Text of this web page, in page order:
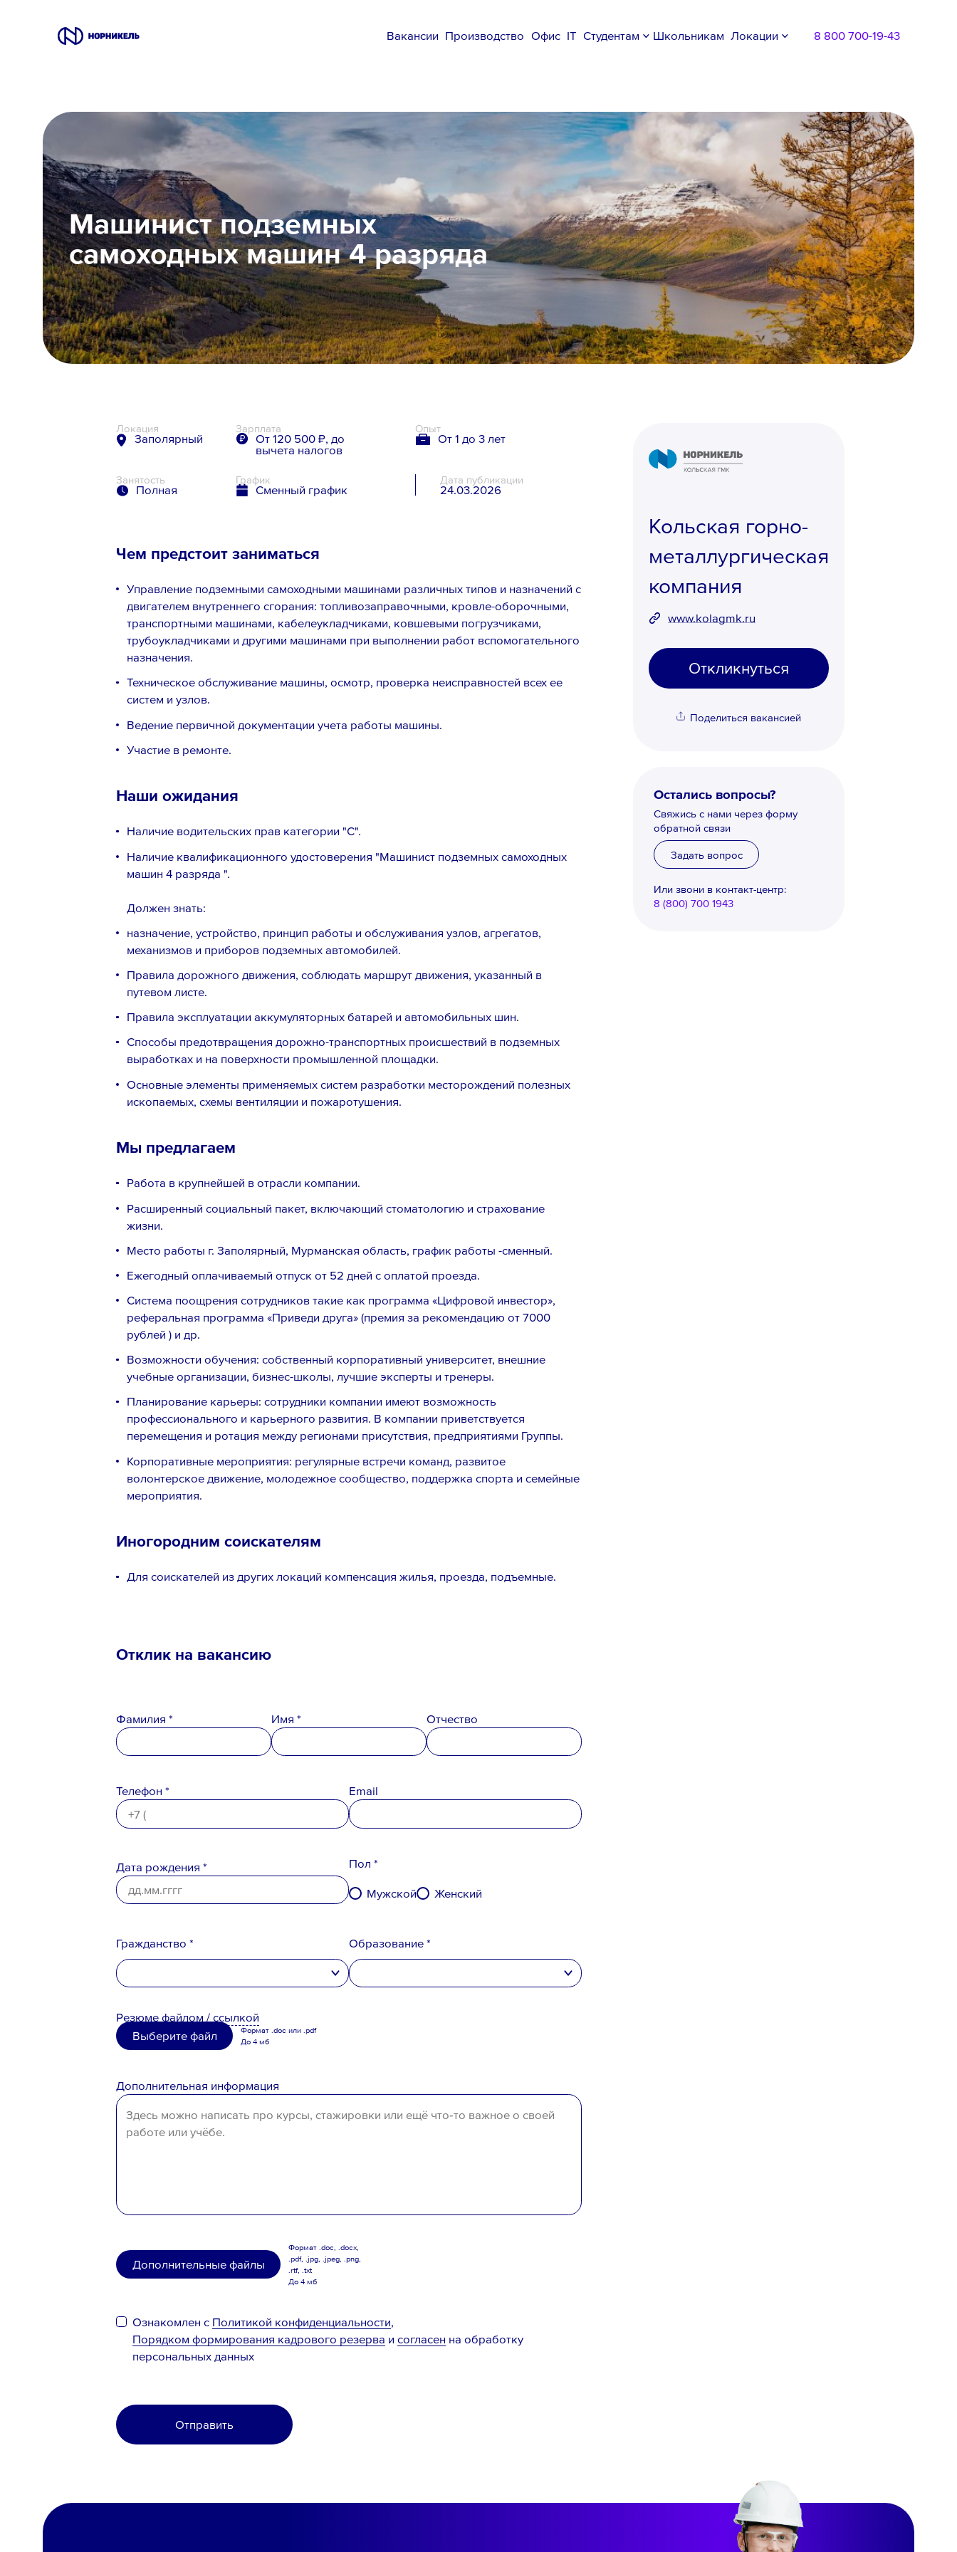
Вакансии Производство Офис IT Студентам Школьникам Локации 8 800 700-19-43
Производство
Офис
Студентам
Школьникам
Локации
8 800 700-19-43
Машинист подземных
самоходных машин 4 разряда
Локация
Заполярный
Зарплата
От 120 500 ₽, до
вычета налогов
Опыт
От 1 до 3 лет
Занятость
Полная
График
Сменный график
Дата публикации
24.03.2026
Чем предстоит заниматься
Управление подземными самоходными машинами различных типов и назначений с
двигателем внутреннего сгорания: топливозаправочными, кровле-оборочными,
транспортными машинами, кабелеукладчиками, ковшевыми погрузчиками,
трубоукладчиками и другими машинами при выполнении работ вспомогательного
назначения.
Техническое обслуживание машины, осмотр, проверка неисправностей всех ее
систем и узлов.
Ведение первичной документации учета работы машины.
Участие в ремонте.
Наши ожидания
Наличие водительских прав категории "С".
Наличие квалификационного удостоверения "Машинист подземных самоходных
машин 4 разряда ".
Должен знать:
назначение, устройство, принцип работы и обслуживания узлов, агрегатов,
механизмов и приборов подземных автомобилей.
Правила дорожного движения, соблюдать маршрут движения, указанный в
путевом листе.
Правила эксплуатации аккумуляторных батарей и автомобильных шин.
Способы предотвращения дорожно-транспортных происшествий в подземных
выработках и на поверхности промышленной площадки.
Основные элементы применяемых систем разработки месторождений полезных
ископаемых, схемы вентиляции и пожаротушения.
Мы предлагаем
Работа в крупнейшей в отрасли компании.
Расширенный социальный пакет, включающий стоматологию и страхование
жизни.
Место работы г. Заполярный, Мурманская область, график работы -сменный.
Ежегодный оплачиваемый отпуск от 52 дней с оплатой проезда.
Система поощрения сотрудников такие как программа «Цифровой инвестор»,
реферальная программа «Приведи друга» (премия за рекомендацию от 7000
рублей ) и др.
Возможности обучения: собственный корпоративный университет, внешние
учебные организации, бизнес-школы, лучшие эксперты и тренеры.
Планирование карьеры: сотрудники компании имеют возможность
профессионального и карьерного развития. В компании приветствуется
перемещения и ротация между регионами присутствия, предприятиями Группы.
Корпоративные мероприятия: регулярные встречи команд, развитое
волонтерское движение, молодежное сообщество, поддержка спорта и семейные
мероприятия.
Иногородним соискателям
Для соискателей из других локаций компенсация жилья, проезда, подъемные.
Кольская горно-
металлургическая
компания
www.kolagmk.ru
Откликнуться
Поделиться вакансией
Остались вопросы?
Свяжись с нами через форму
обратной связи
Задать вопрос
Или звони в контакт-центр:
8 (800) 700 1943
Телефон * Email *
Вопрос *
Порядком формирования кадрового резерва
согласенна обработку
Отклик на вакансию
Фамилия * Имя * Отчество
Телефон * Email
Дата рождения *
Пол *
Мужской
Женский
Гражданство *
Беларусь
Казахстан
Иное
Образование *
Резюмефайлом/ссылкой
Выберите файл
Формат .doc или .pdf
До 4 мб
Дополнительная информация
Дополнительные файлы
Формат .doc, .docx,
.pdf, .jpg, .jpeg, .png,
.rtf, .txt
До 4 мб
Ознакомлен с Политикой конфиденциальности,
Порядком формирования кадрового резерва и согласен на обработку
персональных данных
Отправить